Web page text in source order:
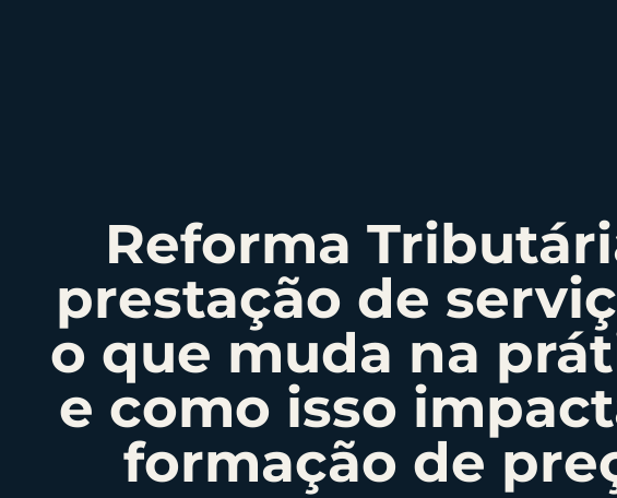
Reforma
prestação de
o que muda na
e como isso
formação de